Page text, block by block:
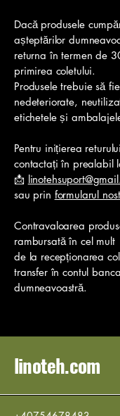
Dacă produsele
așteptărilor
returna în termen de
primirea coletului.
Produsele trebuie să
nedeteriorate,
etichetele și
Pentru inițierea
contactați în prealabil
📩
sau prin formularul
Contravaloarea
rambursată în cel
de la recepționarea
transfer în contul
dumneavoastră.
linoteh.com